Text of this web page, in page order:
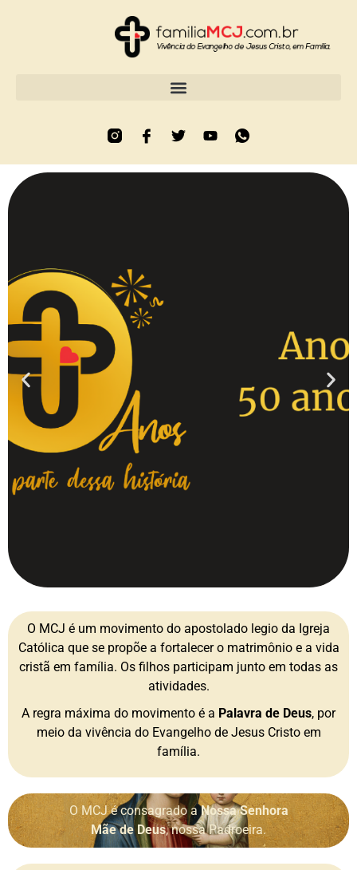
O MCJ é um movimento do apostolado legio da Igreja
Católica que se propõe a fortalecer o matrimônio e a vida
cristã em família. Os filhos participam junto em todas as
atividades.
A regra máxima do movimento é a Palavra de Deus, por
meio da vivência do Evangelho de Jesus Cristo em
família.
O MCJ é consagrado aNossa Senhora
Mãe de Deus, nossa Padroeira.